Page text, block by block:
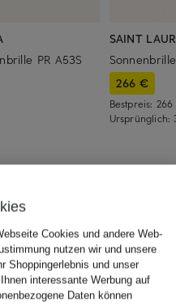
PR A53S
SAINT
266 €
Bestpreis:
Ursprünglich:
Cookies und andere Web-
nutzen wir und unsere
Shoppingerlebnis und unser
interessante Werbung auf
Daten können